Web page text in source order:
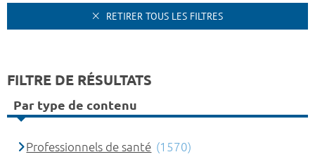
RETIRER TOUS LES FILTRES
FILTRE DE RÉSULTATS
Par type de contenu
Professionnels de santé (1570)